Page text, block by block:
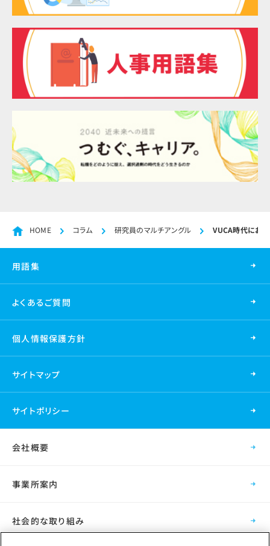
HOME コラム 研究員のマルチアングル VUCA時代にお
用語集
よくあるご質問
個人情報保護方針
サイトマップ
サイトポリシー
会社概要
事業所案内
社会的な取り組み